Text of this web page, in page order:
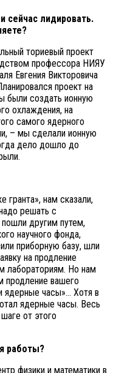
лидировать.
ториевый проект
профессора НИЯУ
Евгения Викторовича
проект на
были создать ионную
охлаждения, на
самого ядерного
– мы сделали ионную
дело дошло до
гранта», нам сказали,
решать с
другим путем,
научного фонда,
приборную базу, шли
на продление
лабораториям. Но нам
продление вашего
ядерные часы»… Хотя в
ядерные часы. Весь
от этого
работы?
физики и математики в